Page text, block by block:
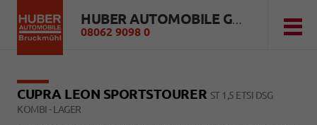
HUBER AUTOMOBILE GMBH
08062 9098 0
CUPRA LEON SPORTSTOURER ST 1,5 ETSI DSG
KOMBI - LAGER